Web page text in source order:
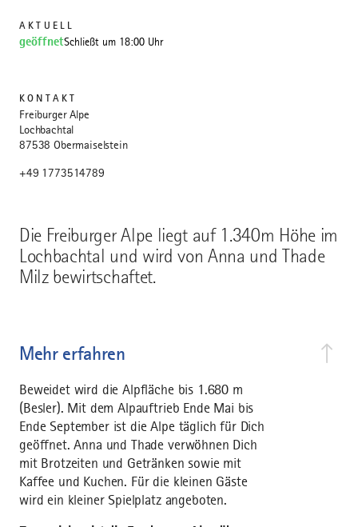
Die Freiburger Alpe liegt auf 1.340m Höhe im
Lochbachtal und wird von Anna und Thade
Milz bewirtschaftet.
Mehr erfahren
Beweidet wird die Alpfläche bis 1.680 m
(Besler). Mit dem Alpauftrieb Ende Mai bis
Ende September ist die Alpe täglich für Dich
geöffnet. Anna und Thade verwöhnen Dich
mit Brotzeiten und Getränken sowie mit
Kaffee und Kuchen. Für die kleinen Gäste
wird ein kleiner Spielplatz angeboten.
AKTUELL
geöffnetSchließt um 18:00 Uhr
KONTAKT
Freiburger Alpe
Lochbachtal
87538 Obermaiselstein
+49 1773514789